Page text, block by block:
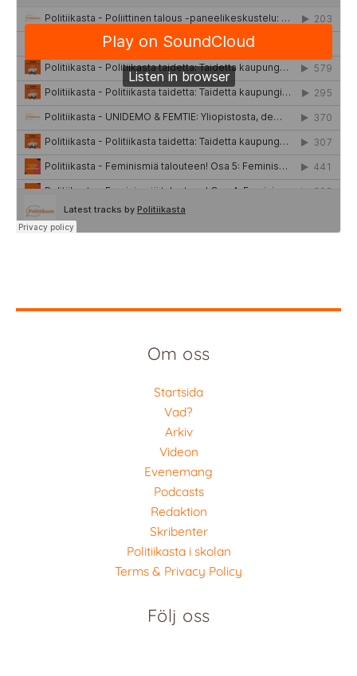
Om oss
Startsida
Vad?
Arkiv
Videon
Evenemang
Podcasts
Redaktion
Skribenter
Politiikasta i skolan
Terms & Privacy Policy
Följ oss